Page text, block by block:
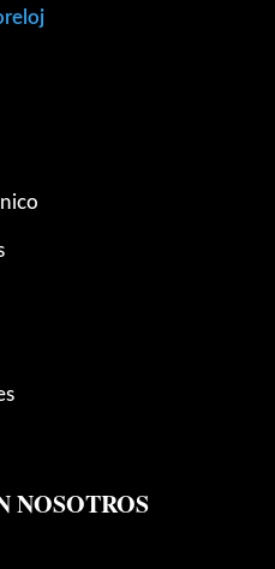
NOSOTROS